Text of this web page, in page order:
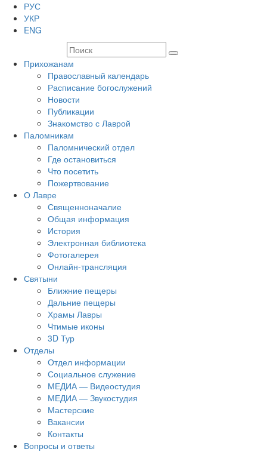
РУС
УКР
ENG
Прихожанам
Православный календарь
Расписание богослужений
Новости
Публикации
Знакомство с Лаврой
Паломникам
Паломнический отдел
Где остановиться
Что посетить
Пожертвование
О Лавре
Священноначалие
Общая информация
История
Электронная библиотека
Фотогалерея
Онлайн-трансляция
Святыни
Ближние пещеры
Дальние пещеры
Храмы Лавры
Чтимые иконы
3D Тур
Отделы
Отдел информации
Социальное служение
МЕДИА — Видеостудия
МЕДИА — Звукостудия
Мастерские
Вакансии
Контакты
Вопросы и ответы